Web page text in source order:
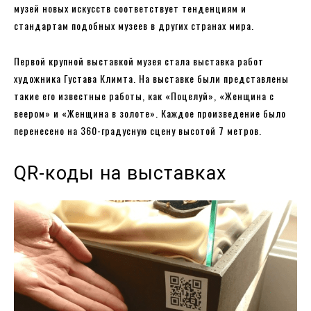
музей новых искусств соответствует тенденциям и
стандартам подобных музеев в других странах мира.
Первой крупной выставкой музея стала выставка работ
художника Густава Климта. На выставке были представлены
такие его известные работы, как «Поцелуй», «Женщина с
веером» и «Женщина в золоте». Каждое произведение было
перенесено на 360-градусную сцену высотой 7 метров.
QR-коды на выставках